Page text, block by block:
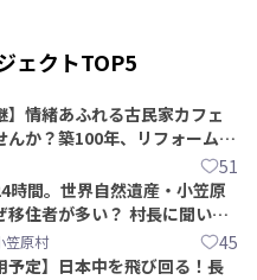
ェクトTOP5
】情緒あふれる古民家カフェ
んか？築100年、リフォームか
51
時間。世界自然遺産・小笠原
移住者が多い？ 村長に聞いて
笠原村 45
予定】日本中を飛び回る！長